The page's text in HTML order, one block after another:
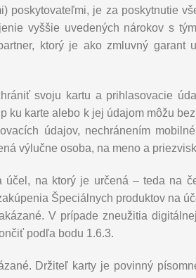
poskytovateľmi, je za poskytnutie
vyššie uvedených nárokov s
ktorý je ako zmluvný garant
svoju kartu a prihlasovacie
ku karte alebo k jej údajom môžu
údajov, nechránením
výlučne osoba, na meno a
na ktorý je určená – teda na
Špeciálnych produktov na
V prípade zneužitia
podľa bodu 1.6.3.
Držiteľ karty je povinný